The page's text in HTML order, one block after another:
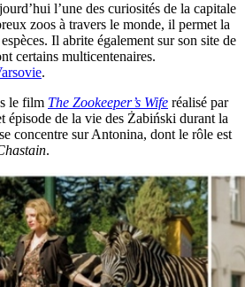
l’une des curiosités de la capitale
zoos à travers le monde, il permet la
Il abrite également sur son site de
certains multicentenaires.
.
le film The Zookeeper’s Wife réalisé par
épisode de la vie des Żabiński durant la
concentre sur Antonina, dont le rôle est
.